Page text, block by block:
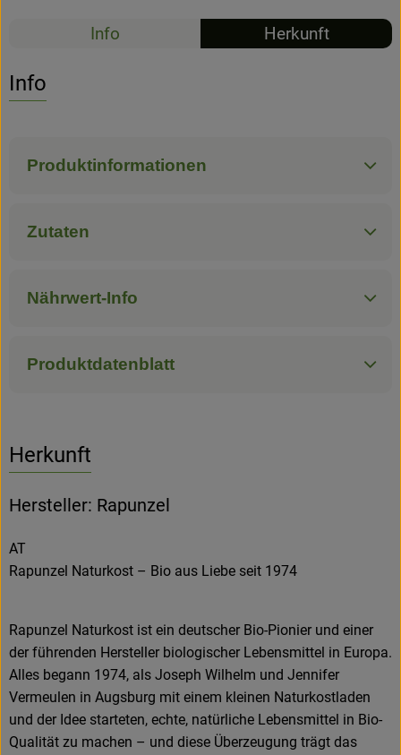
Info Herkunft
Info
Produktinformationen
Zutaten
Nährwert-Info
Produktdatenblatt
Herkunft
Hersteller: Rapunzel
AT
Rapunzel Naturkost – Bio aus Liebe seit 1974
Rapunzel Naturkost ist ein deutscher Bio-Pionier und einer
der führenden Hersteller biologischer Lebensmittel in Europa.
Alles begann 1974, als Joseph Wilhelm und Jennifer
Vermeulen in Augsburg mit einem kleinen Naturkostladen
und der Idee starteten, echte, natürliche Lebensmittel in Bio-
Qualität zu machen – und diese Überzeugung trägt das